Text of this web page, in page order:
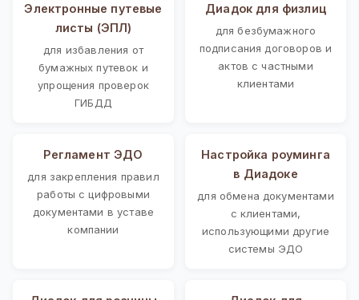
Электронные путевые
листы (ЭПЛ)
для избавления от
бумажных путевок и
упрощения проверок
ГИБДД
Диадок для физлиц
для безбумажного
подписания договоров и
актов с частными
клиентами
Регламент ЭДО
для закрепления правил
работы с цифровыми
документами в уставе
компании
Настройка роуминга
в Диадоке
для обмена документами
с клиентами,
использующими другие
системы ЭДО